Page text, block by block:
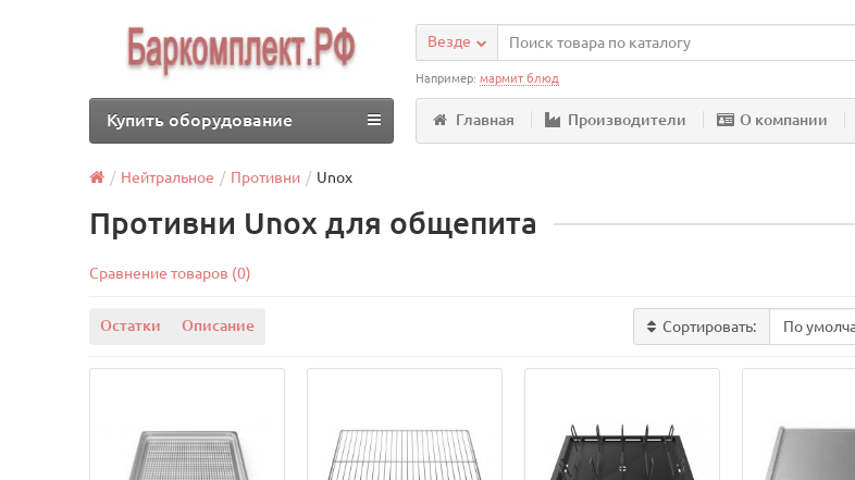
Везде
Например:мармит блюд
Главная Производители О компании
Купить оборудование
Нейтральное Противни Unox
Противни Unox для общепита
Сравнение товаров (0)
Остатки Описание Сортировать: